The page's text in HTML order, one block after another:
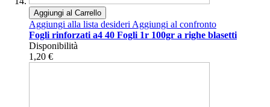
Aggiungi al Carrello
Aggiungi alla lista desideriAggiungi al confronto
Fogli rinforzati a4 40 Fogli 1r 100gr a righe blasetti
Disponibilità
1,20 €